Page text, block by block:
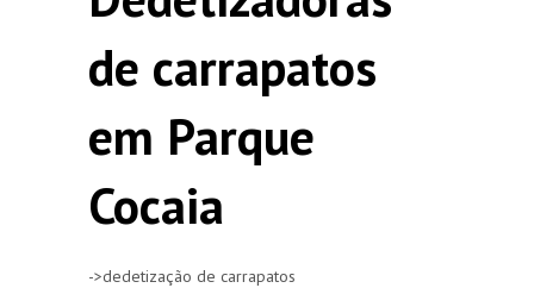
de carrapatos
em Parque
Cocaia
->dedetização de carrapatos